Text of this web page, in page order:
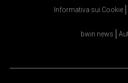
Informativa sui Cookie
bwin news